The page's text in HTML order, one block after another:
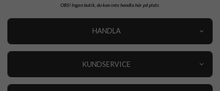
OBS!Ingen butik, du kan inte handla här på plats
HANDLA
KUNDSERVICE